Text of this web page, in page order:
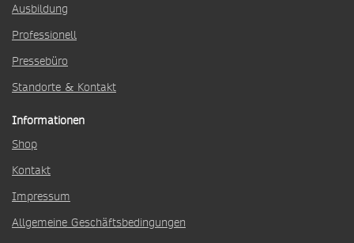
Ausbildung
Professionell
Pressebüro
Standorte & Kontakt
Informationen
Shop
Kontakt
Impressum
Allgemeine Geschäftsbedingungen